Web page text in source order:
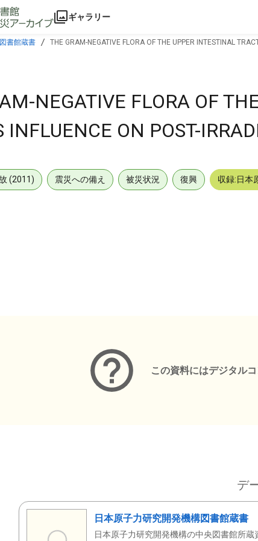
ギャラリー
書館蔵書 THE GRAM-NEGATIVE FLORA OF THE UPPER INTESTINAL
NEGATIVE FLORA OF
INFLUENCE ON POST-
(2011) 震災への備え 被災状況 復興 収録:日本
この資料にはデジタル
デ
日本原子力研究開発機構図書館蔵書
日本原子力研究開発機構の中央図書館所